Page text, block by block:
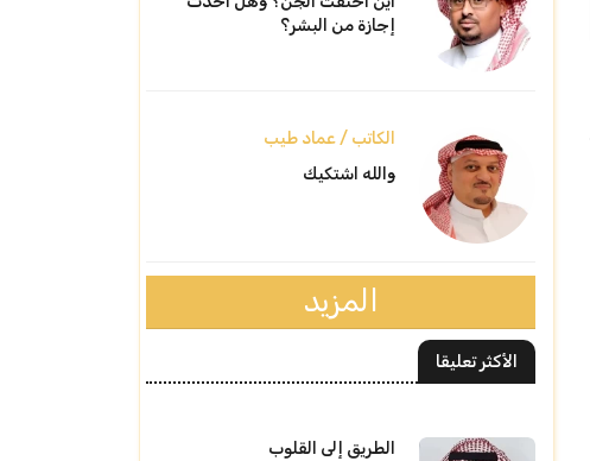
إجازة من البشر؟
الكاتب / عماد طيب
والله اشتكيك
المزيد
الأكثر تعليقا
الطريق إلى القلوب